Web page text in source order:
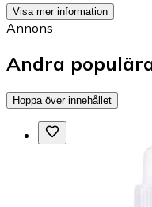
Visa mer information
Annons
Andra
Hoppa över innehållet